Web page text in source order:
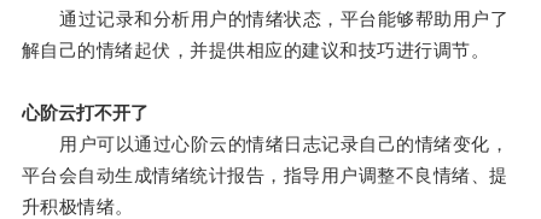
通过记录和分析用户的情绪状态，平台能够帮助用户了
解自己的情绪起伏，并提供相应的建议和技巧进行调节。
心阶云打不开了
用户可以通过心阶云的情绪日志记录自己的情绪变化，
平台会自动生成情绪统计报告，指导用户调整不良情绪、提
升积极情绪。